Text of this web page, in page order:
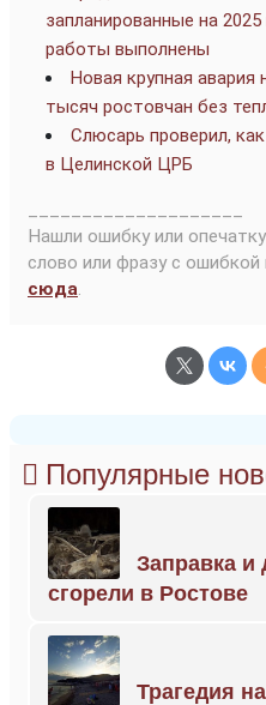
запланированные на
работы выполнены
Новая крупная авария
тысяч ростовчан без
Слюсарь проверил,
в Целинской ЦРБ
Нашли ошибку или
слово или фразу с
сюда
Популярные
Заправка и
сгорели в Ростове
Трагедия